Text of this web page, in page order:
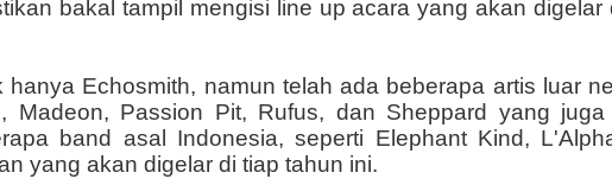
bakal tampil mengisi line up acara yang akan
hanya Echosmith, namun telah ada beberapa artis luar
Madeon, Passion Pit, Rufus, dan Sheppard yang
band asal Indonesia, seperti Elephant Kind,
yang akan digelar di tiap tahun ini.